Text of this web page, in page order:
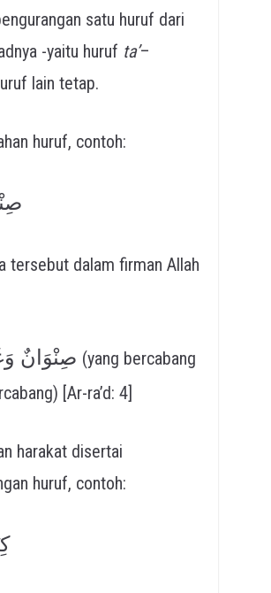
satu huruf dari
-yaitu huruf ta’–
lain tetap.
huruf, contoh:
tersebut dalam firman Allah
(yang bercabang
[Ar-ra’d: 4]
harakat disertai
huruf, contoh: